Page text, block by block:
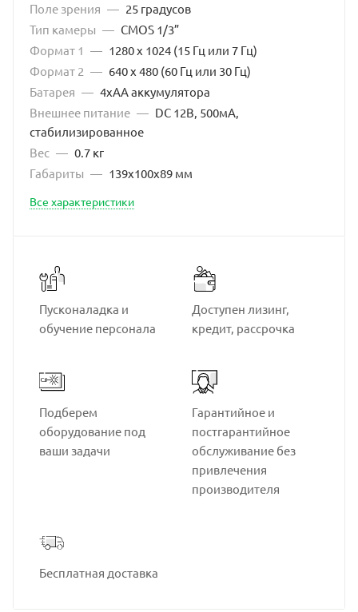
Поле зрения — 25 градусов
Тип камеры — CMOS 1/3”
Формат 1 — 1280 x 1024 (15 Гц или 7 Гц)
Формат 2 — 640 x 480 (60 Гц или 30 Гц)
Батарея — 4хАА аккумулятора
Внешнее питание — DC 12В, 500мА,
стабилизированное
Вес — 0.7 кг
Габариты — 139х100х89 мм
Все характеристики
Пусконаладка и
обучение персонала
Доступен лизинг,
кредит, рассрочка
Подберем
оборудование под
ваши задачи
Гарантийное и
постгарантийное
обслуживание без
привлечения
производителя
Бесплатная доставка